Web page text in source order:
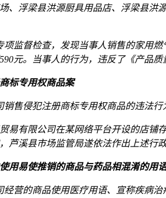
、浮梁县洪源厨具用品店、浮梁县
监督检查，发现当事人销售的家用
元。当事人的行为，违反了《产品
标专用权商品案
售侵犯注册商标专用权商品的违法
易有限公司在某网络平台开设的店
芦溪县市场监管局遂依法作出上述行
用易使推销的商品与药品相混淆的用
营的商品使用医疗用语、宣称疾病